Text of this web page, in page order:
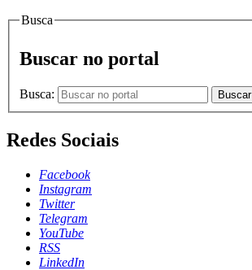
Busca
Buscar no portal
Busca: Buscar
Redes Sociais
Facebook
Instagram
Twitter
Telegram
YouTube
RSS
LinkedIn